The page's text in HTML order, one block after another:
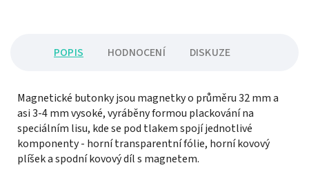
POPIS HODNOCENÍ DISKUZE
Magnetické butonky jsou magnetky o průměru 32 mm a
asi 3-4 mm vysoké, vyráběny formou plackování na
speciálním lisu, kde se pod tlakem spojí jednotlivé
komponenty - horní transparentní fólie, horní kovový
plíšek a spodní kovový díl s magnetem.